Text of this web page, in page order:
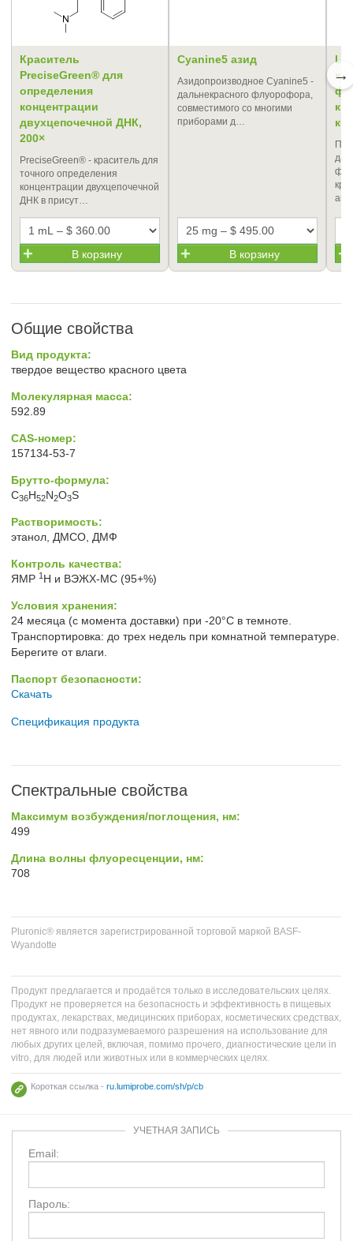
Краситель
PreciseGreen® для
определения
концентрации
двухцепочечной ДНК,
200×
PreciseGreen® - краситель для
точного определения
концентрации двухцепочечной
ДНК в присут…
В корзину
Cyanine5 азид
Азидопроизводное Cyanine5 -
дальнекрасного флуорофора,
совместимого со многими
приборами д…
В корзину
→
Общие свойства
Вид продукта:
твердое вещество красного цвета
Молекулярная масса:
592.89
CAS-номер:
157134-53-7
Брутто-формула:
C36H52N2O3S
Растворимость:
этанол, ДМСО, ДМФ
Контроль качества:
ЯМР 1 H и ВЭЖХ-МС (95+%)
Условия хранения:
24 месяца (с момента доставки) при -20°C в темноте.
Транспортировка: до трех недель при комнатной температуре.
Берегите от влаги.
Паспорт безопасности:
Скачать
Спецификация продукта
Спектральные свойства
Максимум возбуждения/поглощения, нм:
499
Длина волны флуоресценции, нм:
708
Pluronic® является зарегистрированной торговой маркой BASF-
Wyandotte
Продукт предлагается и продаётся только в исследовательских целях.
Продукт не проверяется на безопасность и эффективность в пищевых
продуктах, лекарствах, медицинских приборах, косметических средствах,
нет явного или подразумеваемого разрешения на использование для
любых других целей, включая, помимо прочего, диагностические цели in
vitro, для людей или животных или в коммерческих целях.
Короткая ссылка - ru.lumiprobe.com/sh/p/cb
УЧЕТНАЯ ЗАПИСЬ
Email:
Пароль: